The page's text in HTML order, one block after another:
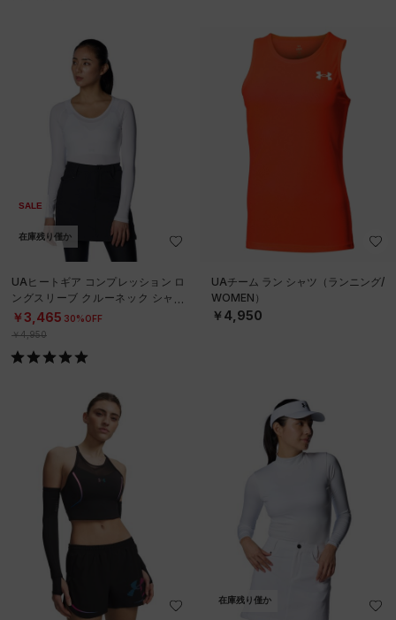
SALE
在庫残り僅か
UAヒートギア コンプレッション ロ
ングスリーブ クルーネック シャツ
（ゴルフ/WOMEN）
￥3,465 30%OFF
￥4,950
UAチーム ラン シャツ（ランニング/
WOMEN）
￥4,950
在庫残り僅か